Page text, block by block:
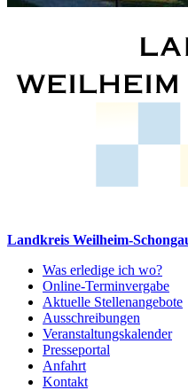
Landkreis Weilheim-
Was erledige ich wo?
Online-Terminvergabe
Aktuelle Stellenangebote
Ausschreibungen
Veranstaltungskalender
Presseportal
Anfahrt
Kontakt